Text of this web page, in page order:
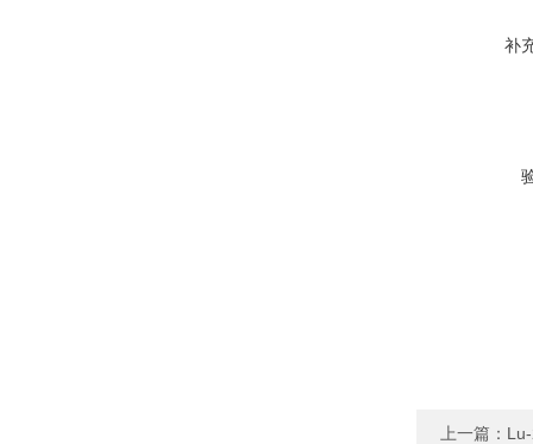
补
上一篇：